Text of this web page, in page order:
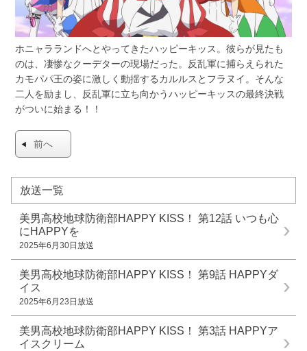
ホニャラランドへとやってきたハッピーキッス。彼らが見たも
のは、凄惨なクーデターの現場だった。反乱軍に捕らえられた
カモパパ王の姿に激しく動揺するカルルスとフラヌイ。そんな
二人を励まし、反乱軍に立ち向かうハッピーキッスの最終決戦
がついに始まる！！
前へ
放送一覧
美男高校地球防衛部HAPPY KISS！ 第12話 いつも心
にHAPPYを
2025年6月30日放送
美男高校地球防衛部HAPPY KISS！ 第9話 HAPPYダ
イス
2025年6月23日放送
美男高校地球防衛部HAPPY KISS！ 第3話 HAPPYア
イスクリーム